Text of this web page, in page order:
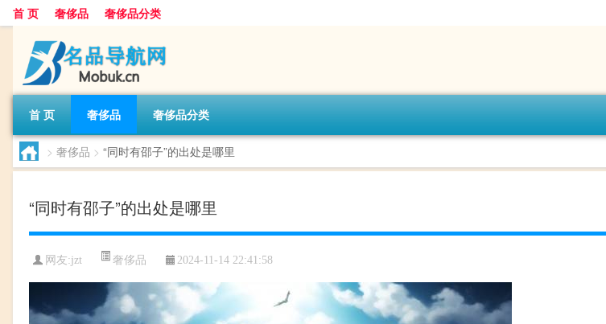
首 页 奢侈品 奢侈品分类
首 页 奢侈品 奢侈品分类
> 奢侈品 > “同时有邵子”的出处是哪里
“同时有邵子”的出处是哪里
网友:jzt 奢侈品 2024-11-14 22:41:58